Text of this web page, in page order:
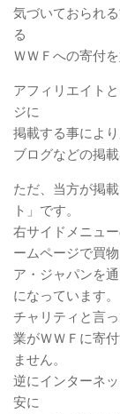
気づいておられ
る
ＷＷＦへの寄付を
アフィリエイト
ジに
掲載する事によ
ブログなどの掲
ただ、当方が掲
ト」です。
右サイドメニュ
ームページで買
ア・ジャパンを
になっています。
チャリティと言
業がＷＷＦに寄
ません。
逆にインターネ
安に